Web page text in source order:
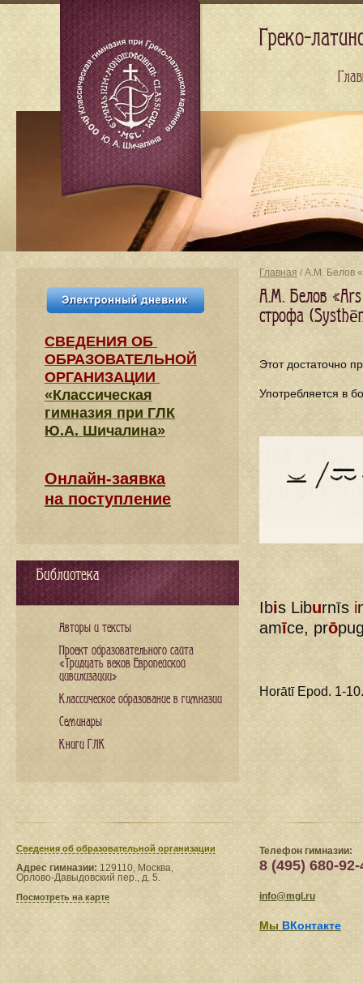
Главная / А.М. Белов
А.М. Белов «Ars
строфа
Этот достаточно
Употребляется в
Ibis Liburnīs i
amīce, prō
Horātī Epod. 1-10.
СВЕДЕНИЯ​ ОБ
ОБРАЗОВАТЕЛЬНОЙ
ОРГАНИЗАЦИИ
«Классическая
гимназия при ГЛК
Ю.А. Шичалина»
Онлайн-заявка
на поступление
Библиотека
Авторы и тексты
Проект образовательного сайта
«Тридцать веков Европейской
цивилизации»
Классическое образование в гимназии
Семинары
Книги ГЛК
Сведения​ об образовательной организации
Адрес гимназии: 129110, Москва,
Орлово-Давыдовский пер., д. 5.
Посмотреть на карте
Телефон гимназии:
8 (495) 680-92-
info@mgl.ru
Мы ВКонтакте
Греко-